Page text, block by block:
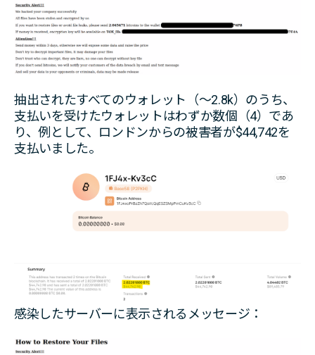
抽出されたすべてのウォレット（～2.8k）のうち、
支払いを受けたウォレットはわずか数個（4）であ
り、例として、ロンドンからの被害者が$44,742を
支払いました。
感染したサーバーに表示されるメッセージ：